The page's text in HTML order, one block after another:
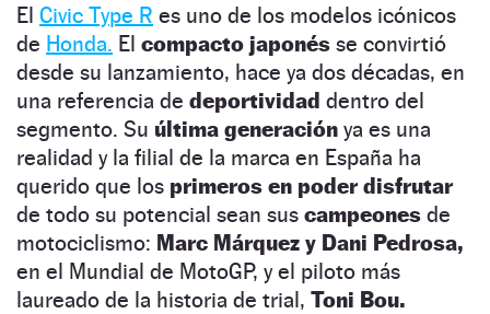
El Civic Type R es uno de los modelos icónicos
de Honda. El compacto japonés se convirtió
desde su lanzamiento, hace ya dos décadas, en
una referencia de deportividad dentro del
segmento. Su última generación ya es una
realidad y la filial de la marca en España ha
querido que los primeros en poder disfrutar
de todo su potencial sean sus campeones de
motociclismo: Marc Márquez y Dani Pedrosa,
en el Mundial de MotoGP, y el piloto más
laureado de la historia de trial, Toni Bou.